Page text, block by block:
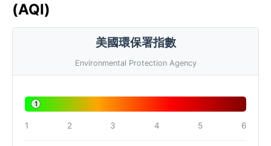
(AQI)
美國環保署指數
Environmental Protection Agency
1
1 2 3 4 5 6